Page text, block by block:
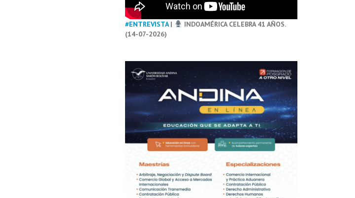
#ENTREVISTA|
INDOAMÉRICA CELEBRA 41 AÑOS.
(14-07-2026)